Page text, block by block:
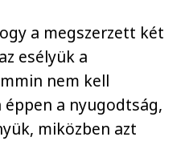
a megszerzett két
esélyük a
nem kell
a nyugodtság,
miközben azt